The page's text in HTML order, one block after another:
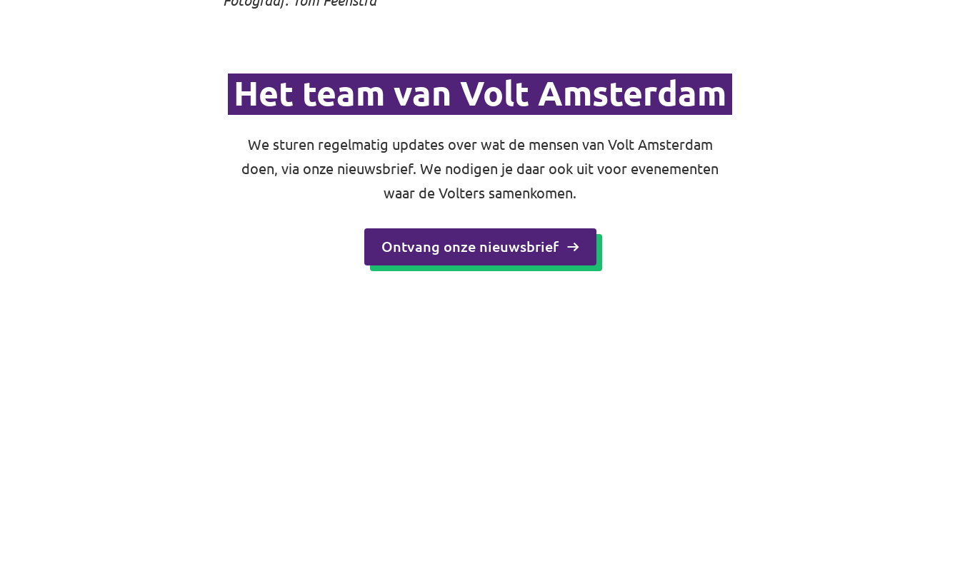
Het team van Volt Amsterdam
We sturen regelmatig updates over wat de mensen van Volt Amsterdam
doen, via onze nieuwsbrief. We nodigen je daar ook uit voor evenementen
waar de Volters samenkomen.
Ontvang onze nieuwsbrief